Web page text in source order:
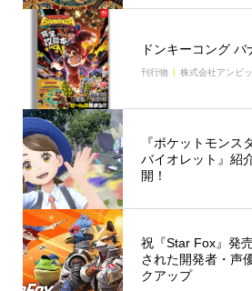
ドンキーコング
刊行物 株式会社アンビ
『ポケットモンス
バイオレット』紹
開！
祝『Star Fox』発
された開発者・声
クアップ